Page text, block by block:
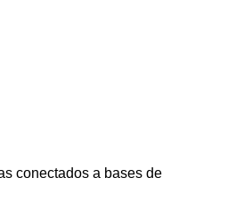
conectados a bases de